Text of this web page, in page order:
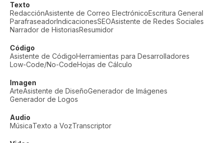
Texto
RedacciónAsistente de Correo ElectrónicoEscritura General
ParafraseadorIndicacionesSEOAsistente de Redes Sociales
Narrador de HistoriasResumidor
Código
Asistente de CódigoHerramientas para Desarrolladores
Low-Code/No-CodeHojas de Cálculo
Imagen
ArteAsistente de DiseñoGenerador de Imágenes
Generador de Logos
Audio
MúsicaTexto a VozTranscriptor